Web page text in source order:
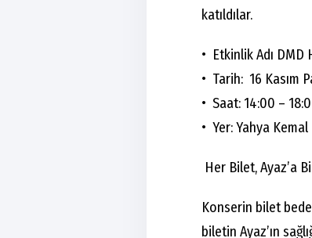
katıldılar.
•⁠ ⁠Etkinlik Adı DMD
•⁠ ⁠Tarih: 16 Kasım
•⁠ ⁠Saat: 14:00 –
•⁠ ⁠Yer: Yahya
Her Bilet, Ayaz’a
Konserin bilet
biletin Ayaz’ın